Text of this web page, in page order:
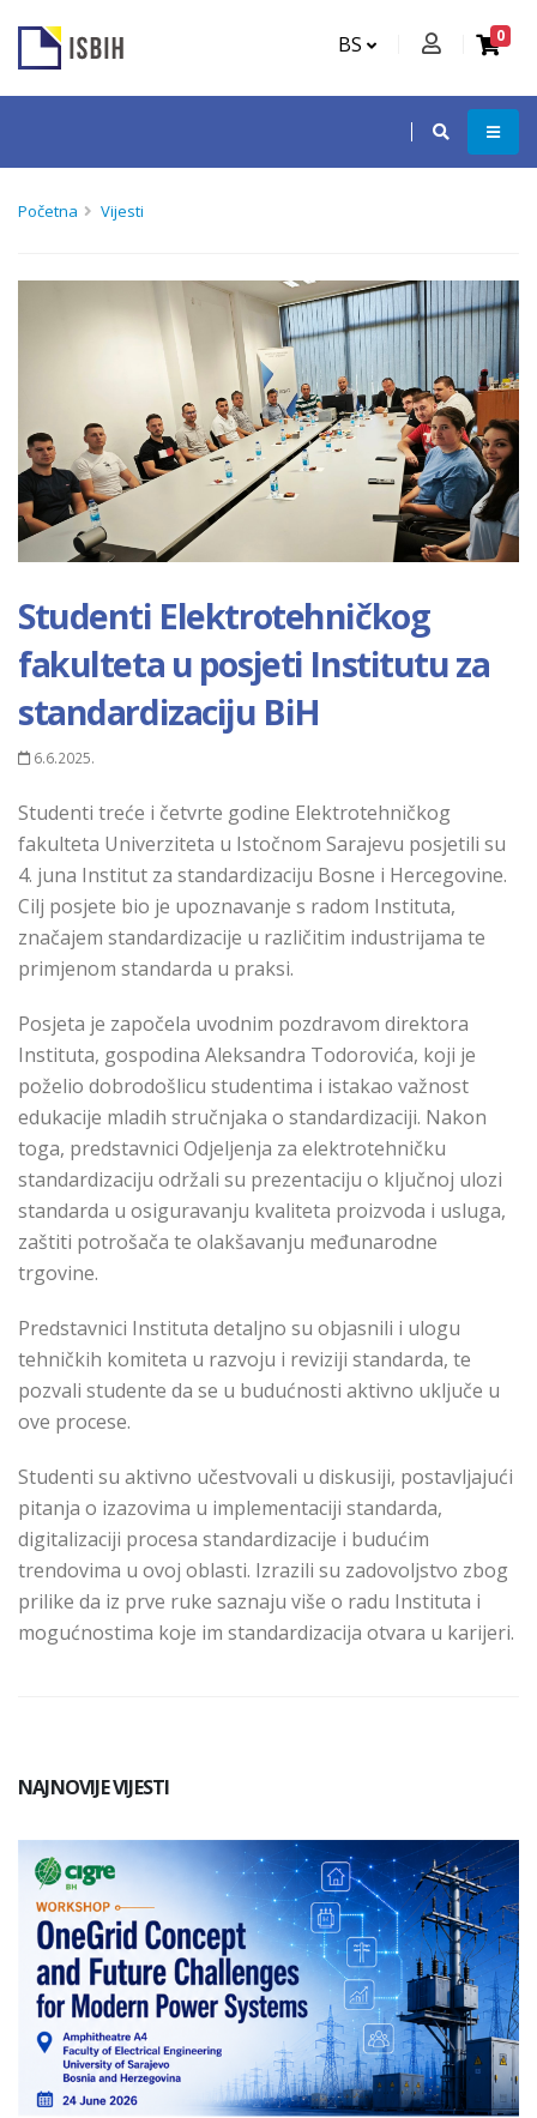
BS 0
Početna Vijesti
Studenti Elektrotehničkog
fakulteta u posjeti Institutu za
standardizaciju BiH
6.6.2025.
Studenti treće i četvrte godine Elektrotehničkog
fakulteta Univerziteta u Istočnom Sarajevu posjetili su
4. juna Institut za standardizaciju Bosne i Hercegovine.
Cilj posjete bio je upoznavanje s radom Instituta,
značajem standardizacije u različitim industrijama te
primjenom standarda u praksi.
Posjeta je započela uvodnim pozdravom direktora
Instituta, gospodina Aleksandra Todorovića, koji je
poželio dobrodošlicu studentima i istakao važnost
edukacije mladih stručnjaka o standardizaciji. Nakon
toga, predstavnici Odjeljenja za elektrotehničku
standardizaciju održali su prezentaciju o ključnoj ulozi
standarda u osiguravanju kvaliteta proizvoda i usluga,
zaštiti potrošača te olakšavanju međunarodne
trgovine.
Predstavnici Instituta detaljno su objasnili i ulogu
tehničkih komiteta u razvoju i reviziji standarda, te
pozvali studente da se u budućnosti aktivno uključe u
ove procese.
Studenti su aktivno učestvovali u diskusiji, postavljajući
pitanja o izazovima u implementaciji standarda,
digitalizaciji procesa standardizacije i budućim
trendovima u ovoj oblasti. Izrazili su zadovoljstvo zbog
prilike da iz prve ruke saznaju više o radu Instituta i
mogućnostima koje im standardizacija otvara u karijeri.
NAJNOVIJE VIJESTI